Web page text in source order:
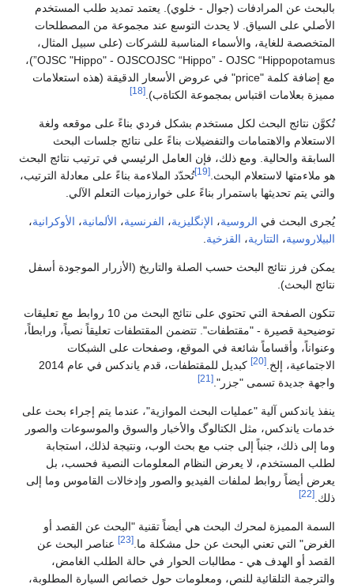
بالبحث عن المرادفات (جوال - خلوي). يعتمد تمديد طلب المستخدم
الأصلي على السياق. لا يحدث التوسع عند مجموعة من المصطلحات
المتخصصة للغاية، والأسماء المناسبة للشركات (على سبيل المثال،
OJSC "Hippo" - OJSCOJSC “Hippo” - OJSC “Hippopotamus”)،
مع إضافة كلمة "price" في عروض الأسعار الدقيقة (هذه استعلامات
مميزة بعلامات اقتباس بمجموعة الكتاةب). [18]
تُكوَّن نتائج البحث لكل مستخدم بشكل فردي بناءً على موقعه ولغة
الاستعلام والاهتمامات والتفضيلات بناءً على نتائج جلسات البحث
السابقة والحالية. ومع ذلك، فإن العامل الرئيسي في ترتيب نتائج البحث
هو ملاءمتها لاستعلام البحث. [19]
تُحدّد الملاءمة بناءً على معادلة الترتيب،
والتي يتم تحديثها باستمرار بناءً على خوارزميات التعلم الآلي.
يُجرى البحث في الروسية، الإنگليزية، الفرنسية، الألمانية، الأوكرانية،
البيلاروسية، التتارية، القزخية
يمكن فرز نتائج البحث حسب الصلة والتاريخ (الأزرار الموجودة أسفل
نتائج البحث).
تتكون الصفحة التي تحتوي على نتائج البحث من 10 روابط مع تعليقات
توضيحية قصيرة - "مقتطفات". تتضمن المقتطفات تعليقاً نصياً، ورابطاً،
وعنواناً، وأقساماً شائعة في الموقع، وصفحات على الشبكات
الاجتماعية، إلخ. [20]
كبديل للمقتطفات، قدم ياندكس في عام 2014
واجهة جديدة تسمى "جزر". [21]
ينفذ ياندكس آلية "عمليات البحث الموازية"، عندما يتم إجراء بحث على
خدمات ياندكس، مثل الكتالوگ والأخبار والسوق والموسوعات والصور
وما إلى ذلك، جنباً إلى جنب مع بحث الوب، ونتيجة لذلك، استجابة
لطلب المستخدم، لا يعرض النظام المعلومات النصية فحسب، بل
يعرض أيضاً روابط لملفات الفيديو والصور وإدخالات القاموس وما إلى
ذلك. [22]
السمة المميزة لمحرك البحث هي أيضاً تقنية "البحث عن القصد أو
الغرض" التي تعني البحث عن حل مشكلة ما. [23]
عناصر البحث عن
القصد أو الهدف هي - مطالبات الحوار في حالة الطلب الغامض،
والترجمة التلقائية للنص، ومعلومات حول خصائص السيارة المطلوبة،